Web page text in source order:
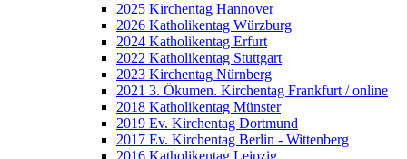
2025 Kirchentag Hannover
2026 Katholikentag Würzburg
2024 Katholikentag Erfurt
2022 Katholikentag Stuttgart
2023 Kirchentag Nürnberg
2021 3. Ökumen. Kirchentag Frankfurt / online
2018 Katholikentag Münster
2019 Ev. Kirchentag Dortmund
2017 Ev. Kirchentag Berlin - Wittenberg
2016 Katholikentag Leipzig